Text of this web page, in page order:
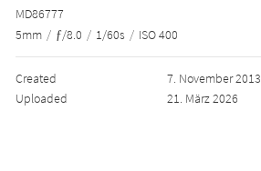
MD86777
5mm / ƒ/8.0 / 1/60s / ISO 400
Created
7. November 2013
Uploaded
21. März 2026